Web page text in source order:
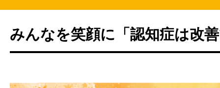
みんなを笑顔に「認知症は改